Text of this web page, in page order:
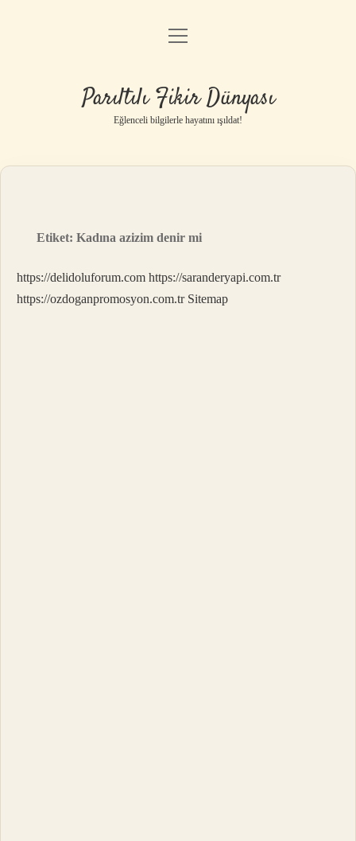
Anasayfa
Yasal Uyarı
menüyü
Parıltılı Fikir Dünyası
Eğlenceli bilgilerle hayatını ışıldat!
Etiket:Kadına azizim denir mi
https://delidoluforum.com https://saranderyapi.com.tr
https://ozdoganpromosyon.com.tr Sitemap